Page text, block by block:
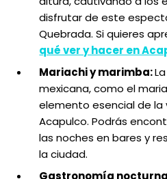
disfrutar de este
Quebrada. Si quieres
qué ver y hacer en
Mariachi y marimba:
mexicana, como el
elemento esencial de la
Acapulco. Podrás
las noches en bares y
la ciudad.
Gastronomía